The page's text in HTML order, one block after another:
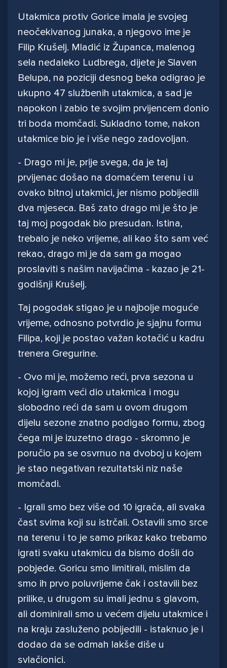
Utakmica protiv Gorice imala je svojeg
neočekivanog junaka, a njegovo ime je
Filip Krušelj. Mladić iz Županca, malenog
sela nedaleko Ludbrega, dijete je Slaven
Belupa, na poziciji desnog beka odigrao je
ukupno 47 službenih utakmica, a sad je
napokon i zabio te svojim prvijencem donio
tri boda momčadi. Sukladno tome, nakon
utakmice bio je i više nego zadovoljan.
- Drago mi je, prije svega, da je taj
prvijenac došao na domaćem terenu i u
ovako bitnoj utakmici, jer nismo pobijedili
dva mjeseca. Baš zato drago mi je što je
taj moj pogodak bio presudan. Istina,
trebalo je neko vrijeme, ali kao što sam već
rekao, drago mi je da sam ga mogao
proslaviti s našim navijačima - kazao je 21-
godišnji Krušelj.
Taj pogodak stigao je u najbolje moguće
vrijeme, odnosno potvrdio je sjajnu formu
Filipa, koji je postao važan kotačić u kadru
trenera Gregurine.
- Ovo mi je, možemo reći, prva sezona u
kojoj igram veći dio utakmica i mogu
slobodno reći da sam u ovom drugom
dijelu sezone znatno podigao formu, zbog
čega mi je izuzetno drago - skromno je
poručio pa se osvrnuo na dvoboj u kojem
je stao negativan rezultatski niz naše
momčadi.
- Igrali smo bez više od 10 igrača, ali svaka
čast svima koji su istrčali. Ostavili smo srce
na terenu i to je samo prikaz kako trebamo
igrati svaku utakmicu da bismo došli do
pobjede. Goricu smo limitirali, mislim da
smo ih prvo poluvrijeme čak i ostavili bez
prilike, u drugom su imali jednu s glavom,
ali dominirali smo u većem dijelu utakmice i
na kraju zasluženo pobijedili - istaknuo je i
dodao da se odmah lakše diše u
svlačionici.